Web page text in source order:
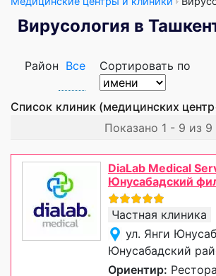
Вирусология в
Район Все Сортировать по
Список клиник (медицинских
Показано 1 - 9 из 9
DiaLab Medical
Юнусабадский
Частная клиника
ул. Янги
Юнусабадский
Ориентир: